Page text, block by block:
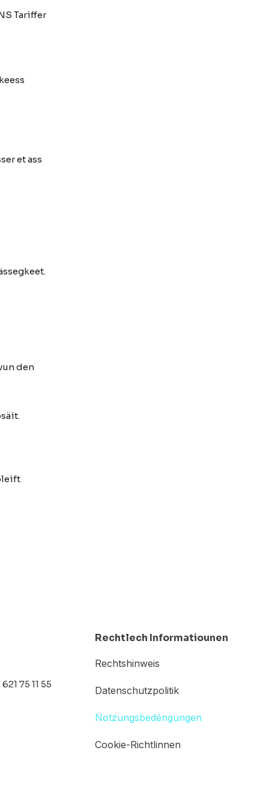
Tariffer
et ass
den
75 11 55
Rechtshinweis
Datenschutzpolitik
Notzungsbedéngungen
Cookie-Richtlinnen
Rechtlech Informatiounen